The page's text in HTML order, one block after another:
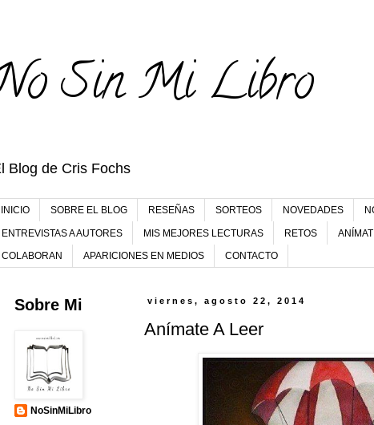
Sin Mi Libro
Blog de Cris Fochs
INICIO SOBRE EL BLOG RESEÑAS SORTEOS NOVEDADES
ENTREVISTAS A AUTORES MIS MEJORES LECTURAS RETOS
COLABORAN APARICIONES EN MEDIOS CONTACTO
viernes, agosto 22, 2014
Anímate A Leer
Sobre Mi
NoSinMiLibro